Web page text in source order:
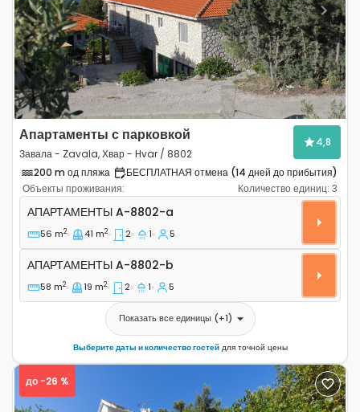
Previous Next
Апартаменты с парковкой
Завала - Zavala, Хвар - Hvar / 8802
4,8
200 m од пляжа
БЕСПЛАТНАЯ отмена (14 дней до прибытия)
Объекты проживания:
Количество единиц: 3
Двухкомнатные апартаменты Завала - Zavala, Хвар
АПАРТАМЕНТЫ A-8802-a
56 m2 41 m2 2 1 5
Апартаменты A-8802-b
АПАРТАМЕНТЫ A-8802-b
58 m2 19 m2 2 1 5
Показать все единицы(+1)
Выберите даты и количество гостейдля точной цены
до -26 %